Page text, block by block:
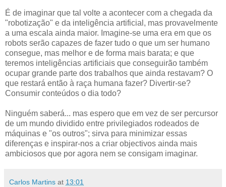
É de imaginar que tal volte a acontecer com a chegada da
"robotização" e da inteligência artificial, mas provavelmente
a uma escala ainda maior. Imagine-se uma era em que os
robots serão capazes de fazer tudo o que um ser humano
consegue, mas melhor e de forma mais barata; e que
teremos inteligências artificiais que conseguirão também
ocupar grande parte dos trabalhos que ainda restavam? O
que restará então à raça humana fazer? Divertir-se?
Consumir conteúdos o dia todo?
Ninguém saberá... mas espero que em vez de ser percursor
de um mundo dividido entre privilegiados rodeados de
máquinas e "os outros"; sirva para minimizar essas
diferenças e inspirar-nos a criar objectivos ainda mais
ambiciosos que por agora nem se consigam imaginar.
Carlos Martins at 13:01